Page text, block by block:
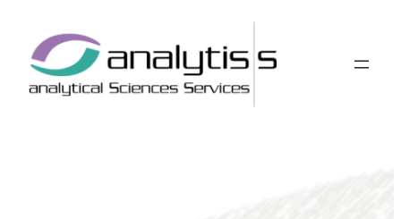
contenu